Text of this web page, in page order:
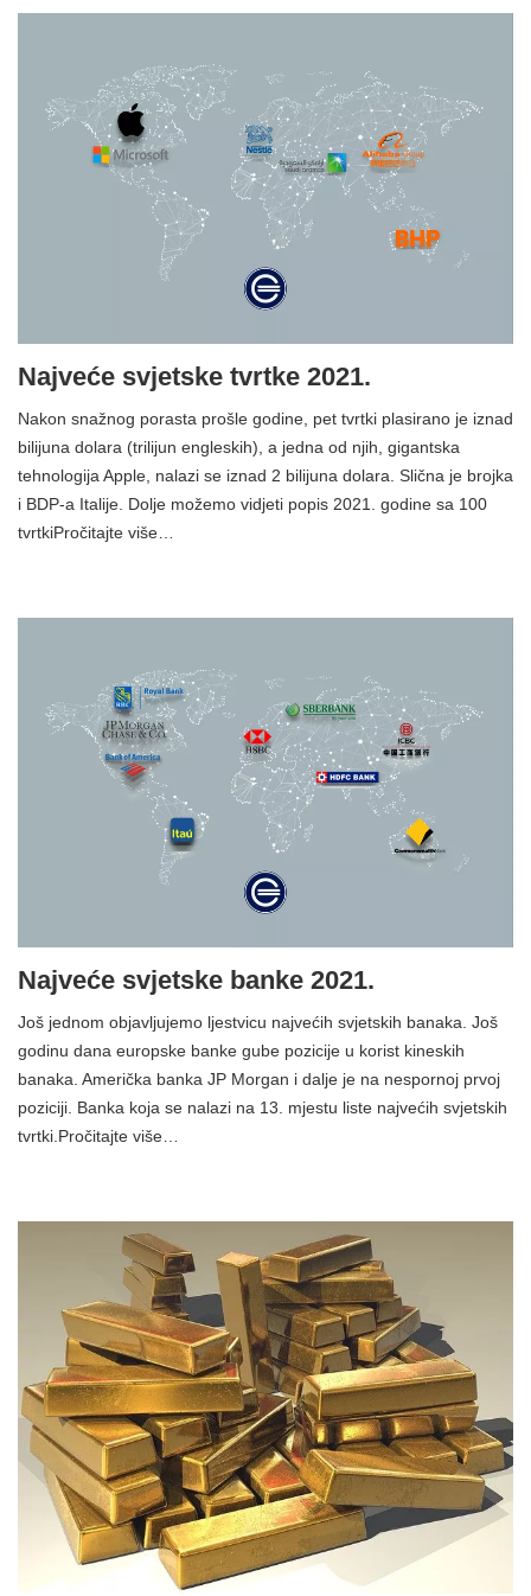
Najveće svjetske tvrtke 2021.
Nakon snažnog porasta prošle godine, pet tvrtki plasirano je iznad
bilijuna dolara (trilijun engleskih), a jedna od njih, gigantska
tehnologija Apple, nalazi se iznad 2 bilijuna dolara. Slična je brojka
i BDP-a Italije. Dolje možemo vidjeti popis 2021. godine sa 100
tvrtkiPročitajte više…
Najveće svjetske banke 2021.
Još jednom objavljujemo ljestvicu najvećih svjetskih banaka. Još
godinu dana europske banke gube pozicije u korist kineskih
banaka. Američka banka JP Morgan i dalje je na nespornoj prvoj
poziciji. Banka koja se nalazi na 13. mjestu liste najvećih svjetskih
tvrtki.Pročitajte više…